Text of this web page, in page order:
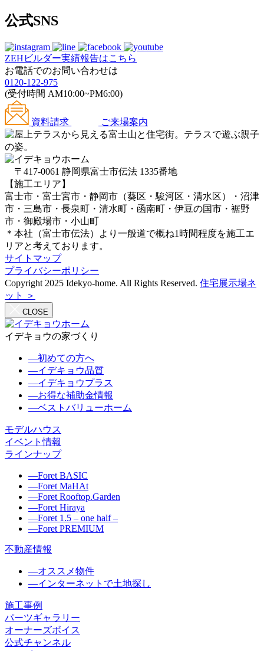
公式SNS
ZEHビルダー実績報告はこちら
お電話でのお問い合わせは
0120-122-975
(受付時間 AM10:00~PM6:00)
資料請求 ご来場案内
〒417-0061 静岡県富士市伝法 1335番地
【施工エリア】
富士市・富士宮市・静岡市（葵区・駿河区・清水区）・沼津
市・三島市・長泉町・清水町・函南町・伊豆の国市・裾野
市・御殿場市・小山町
＊本社（富士市伝法）より一般道で概ね1時間程度を施工エ
リアと考えております。
サイトマップ
プライバシーポリシー
Copyright 2025 Idekyo-home. All Rights Reserved. 住宅展示場ネ
ット ＞
CLOSE
イデキョウの家づくり
―初めての方へ
―イデキョウ品質
―イデキョウプラス
―お得な補助金情報
―ベストバリューホーム
モデルハウス
イベント情報
ラインナップ
―Foret BASIC
―Foret MaHAt
―Foret Rooftop.Garden
―Foret Hiraya
―Foret 1.5 – one half –
―Foret PREMIUM
不動産情報
―オススメ物件
―インターネットで土地探し
施工事例
パーツギャラリー
オーナーズボイス
公式チャンネル